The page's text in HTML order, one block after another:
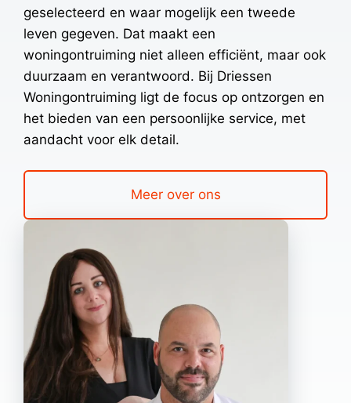
geselecteerd en waar mogelijk een tweede
leven gegeven. Dat maakt een
woningontruiming niet alleen efficiënt, maar ook
duurzaam en verantwoord. Bij Driessen
Woningontruiming ligt de focus op ontzorgen en
het bieden van een persoonlijke service, met
aandacht voor elk detail.
Meer over ons